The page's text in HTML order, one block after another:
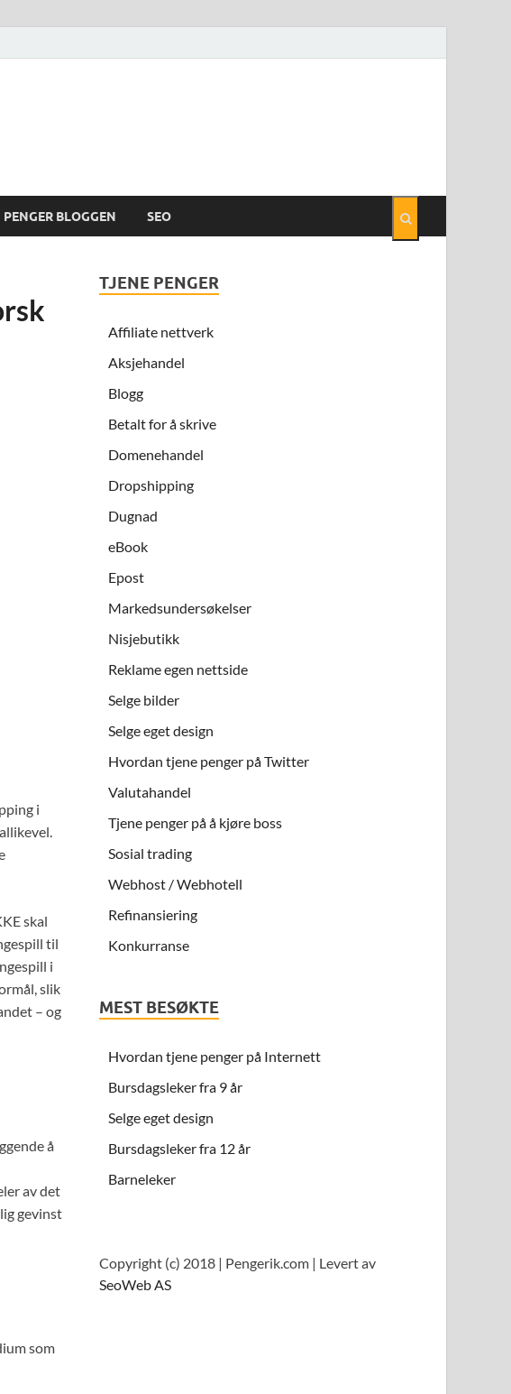
PENGER BLOGGEN SEO
i
skal
til
i
slik
– og
å
av det
gevinst
som
TJENE PENGER
Affiliate nettverk
Aksjehandel
Blogg
Betalt for å skrive
Domenehandel
Dropshipping
Dugnad
eBook
Epost
Markedsundersøkelser
Nisjebutikk
Reklame egen nettside
Selge bilder
Selge eget design
Hvordan tjene penger på Twitter
Valutahandel
Tjene penger på å kjøre boss
Sosial trading
Webhost / Webhotell
Refinansiering
Konkurranse
MEST BESØKTE
Hvordan tjene penger på Internett
Bursdagsleker fra 9 år
Selge eget design
Bursdagsleker fra 12 år
Barneleker
Copyright (c) 2018 | Pengerik.com | Levert av
SeoWeb AS